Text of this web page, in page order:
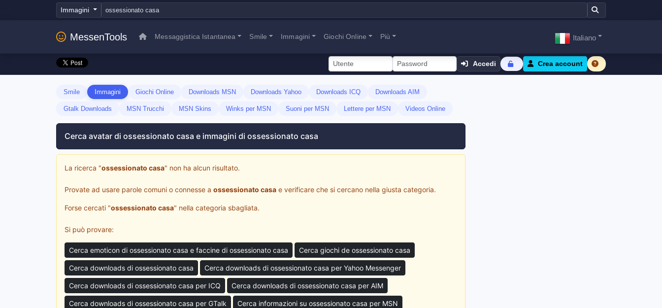
Immagini
MessenTools Messaggistica Istantanea Smile Immagini Giochi Online Più Italiano
Accedi Crea account
Smile Immagini Giochi Online Downloads MSN Downloads Yahoo Downloads ICQ Downloads AIM
Gtalk Downloads MSN Trucchi MSN Skins Winks per MSN Suoni per MSN Lettere per MSN Videos Online
Cerca avatar di ossessionato casa e immagini di ossessionato casa
La ricerca "ossessionato casa" non ha alcun risultato.
Provate ad usare parole comuni o connesse a ossessionato casa e verificare che si cercano nella giusta categoria.
Forse cercati "ossessionato casa" nella categoria sbagliata.
Si può provare:
Cerca emoticon di ossessionato casa e faccine di ossessionato casa Cerca giochi de ossessionato casa
Cerca downloads di ossessionato casa Cerca downloads di ossessionato casa per Yahoo Messenger
Cerca downloads di ossessionato casa per ICQ Cerca downloads di ossessionato casa per AIM
Cerca downloads di ossessionato casa per GTalk Cerca informazioni su ossessionato casa per MSN